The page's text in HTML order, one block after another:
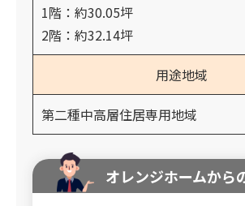
1階：約30.05坪
2階：約32.14坪
用途地域
第二種中高層住居専用地域
オレンジホームから